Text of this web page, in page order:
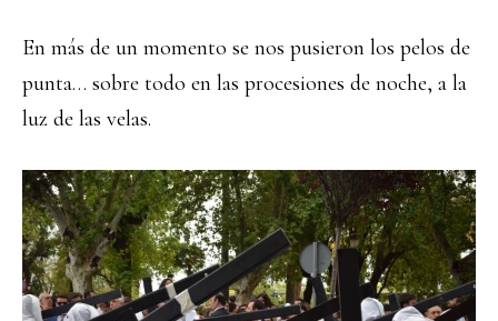
En más de un momento se nos pusieron los pelos de
punta… sobre todo en las procesiones de noche, a la
luz de las velas.